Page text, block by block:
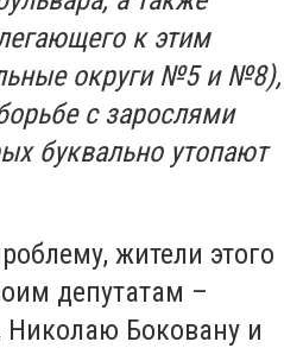
к этим
округи №5 и №8),
с зарослями
буквально утопают
жители этого
депутатам –
Николаю Боковану и